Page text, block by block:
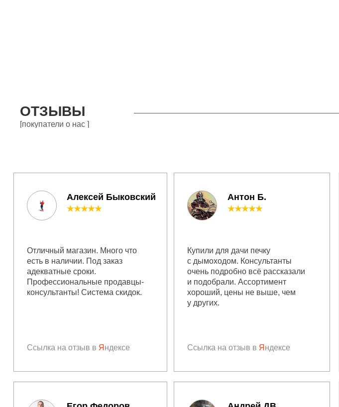
ОТЗЫВЫ
[покупатели о нас ]
Алексей Быковский
Ссылка на отзыв в Я ндексе
★★★★★
Отличный магазин. Много что
есть в наличии. Под заказ
адекватные сроки.
Профессиональные продавцы-
консультанты! Система скидок.
Антон Б.
Ссылка на отзыв в Я ндексе
★★★★★
Купили для дачи печку
с дымоходом. Консультанты
очень подробно всё рассказали
и подобрали. Ассортимент
хороший, цены не выше, чем
у других.